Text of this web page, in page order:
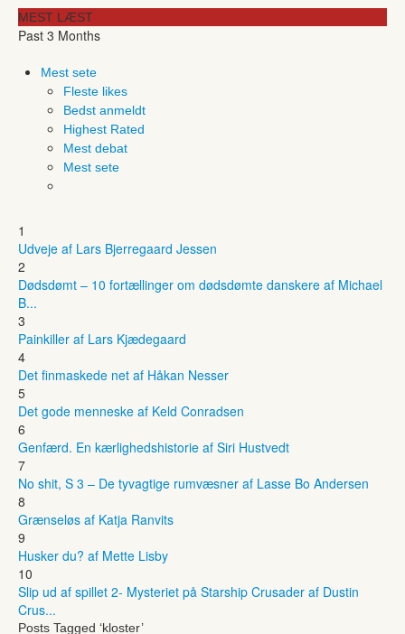
MEST LÆST
Past 3 Months
Mest sete
Fleste likes
Bedst anmeldt
Highest Rated
Mest debat
Mest sete
1
Udveje af Lars Bjerregaard Jessen
2
Dødsdømt – 10 fortællinger om dødsdømte danskere af Michael
B...
3
Painkiller af Lars Kjædegaard
4
Det finmaskede net af Håkan Nesser
5
Det gode menneske af Keld Conradsen
6
Genfærd. En kærlighedshistorie af Siri Hustvedt
7
No shit, S 3 – De tyvagtige rumvæsner af Lasse Bo Andersen
8
Grænseløs af Katja Ranvits
9
Husker du? af Mette Lisby
10
Slip ud af spillet 2- Mysteriet på Starship Crusader af Dustin
Crus...
Posts Tagged ‘kloster’